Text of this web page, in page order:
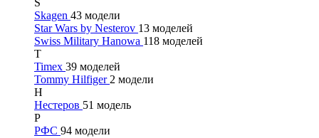
S
Skagen 43 модели
Star Wars by Nesterov 13 моделей
Swiss Military Hanowa 118 моделей
T
Timex 39 моделей
Tommy Hilfiger 2 модели
Н
Нестеров 51 модель
Р
РФС 94 модели